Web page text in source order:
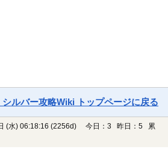
ルバー攻略Wiki トップページに戻る
(水) 06:18:16 (2256d)
今日：3 昨日：5 累